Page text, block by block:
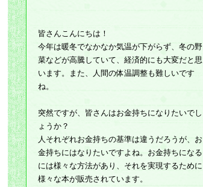
皆さんこんにちは！
今年は暖冬でなかなか気温が下がらず、冬の野
菜などが高騰していて、経済的にも大変だと思
います。また、人間の体温調整も難しいです
ね。
突然ですが、皆さんはお金持ちになりたいでし
ょうか？
人それぞれお金持ちの基準は違うだろうが、お
金持ちにはなりたいですよね。お金持ちになる
には様々な方法があり、それを実現するために
様々な本が販売されています。